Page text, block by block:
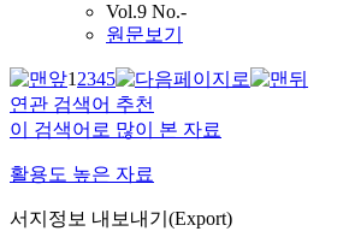
Vol.9 No.-
원문보기
12345
연관 검색어 추천
이 검색어로 많이 본 자료
활용도 높은 자료
서지정보 내보내기(Export)